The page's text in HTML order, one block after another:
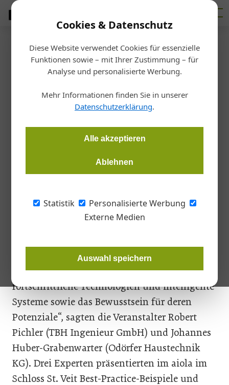
Cookies & Datenschutz
Diese Website verwendet Cookies für essenzielle
Funktionen sowie – mit Ihrer Zustimmung – für
Analyse und personalisierte Werbung.
Mehr Informationen finden Sie in unserer
Datenschutzerklärung.
Alle akzeptieren
Ablehnen
Statistik
Personalisierte Werbung
Externe Medien
Auswahl speichern
Startseite/ Energie
Event
energyTalk setzt auf technische
Optimierungen
Effizienz und Nachhaltigkeit gewinnen an Bedeutung. Die
energyTalk am 10. Juli lag der Fokus auf „Engineering the
Future“ und den Chancen technischer Optimierung.
umweltfreundliche und ressourceneffiziente
Zukunft zu gestalten. Dafür brauchen wir
fortschrittliche Technologien und intelligente
Systeme sowie das Bewusstsein für deren
Potenziale“, sagten die Veranstalter Robert
Pichler (TBH Ingenieur GmbH) und Johannes
Huber-Grabenwarter (Odörfer Haustechnik
KG). Drei Experten präsentierten im aiola im
Schloss St. Veit Best-Practice-Beispiele und